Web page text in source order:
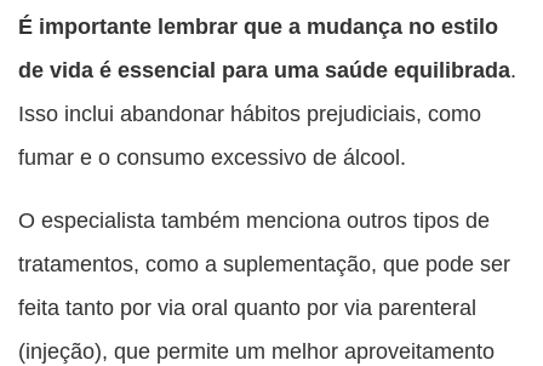
É importante lembrar que a mudança no estilo
de vida é essencial para uma saúde equilibrada.
Isso inclui abandonar hábitos prejudiciais, como
fumar e o consumo excessivo de álcool.
O especialista também menciona outros tipos de
tratamentos, como a suplementação, que pode ser
feita tanto por via oral quanto por via parenteral
(injeção), que permite um melhor aproveitamento